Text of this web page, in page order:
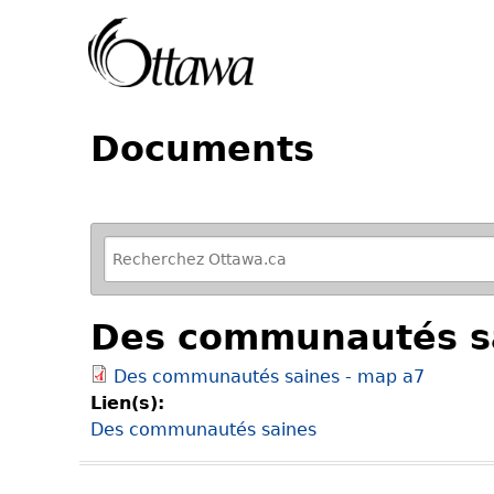
Documents
R
e
f
i
n
e
y
o
u
Des communautés
Des communautés saines - map a7
Lien(s):
Des communautés saines